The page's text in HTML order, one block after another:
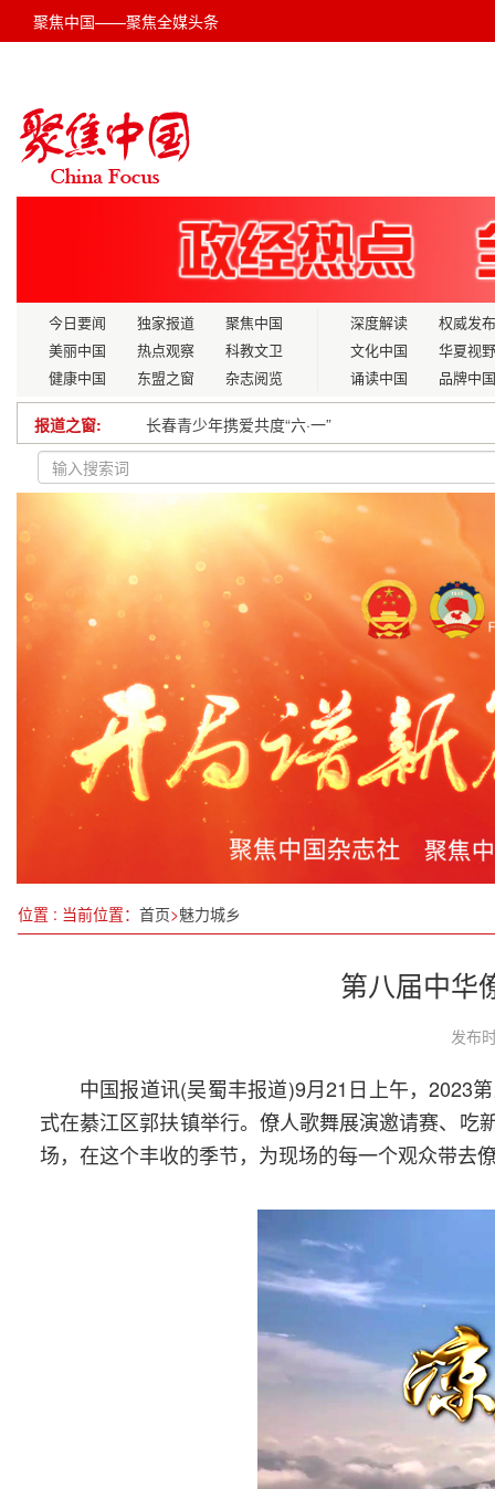
聚焦中国——聚焦全媒头条
今日要闻 独家报道
聚焦中国
美丽中国
热点观察
科教文卫
健康中国
东盟之窗 杂志阅览
深度解读
权威发布
文化中国
华夏视野
诵读中国
品牌中国
报道之窗:
强枢纽强通道强网络推动成渝交通一体化发展
农业农村部（国家乡村振兴局）召开会议 研究部
安徽爱乐合唱团用歌声丰富老年生活
追求卓越“好的教育”中实现公平性与教育质量的动
江西省11月空气优良天数比率为100%
两项便利港澳台居民新举措20日起实施
中牟艺秀小镇项目正式签约 开启中原美学新浪潮
中办印发《通知》在全党开展深入贯彻中央八项规
长春青少年携爱共度“六·一”
位置 : 当前位置： 首页>魅力城乡
第八届中华
发布
中国报道讯(吴蜀丰报道)9月21日上午，2023
式在綦江区郭扶镇举行。僚人歌舞展演邀请赛、
场，在这个丰收的季节，为现场的每一个观众带去